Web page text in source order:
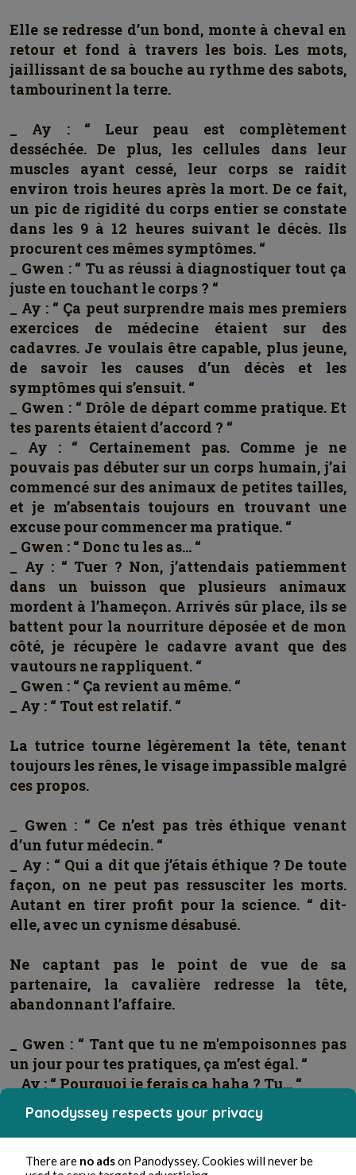
Elle se redresse d’un bond, monte à cheval en
retour et fond à travers les bois. Les mots,
jaillissant de sa bouche au rythme des sabots,
tambourinent la terre.
_ Ay : “ Leur peau est complètement
desséchée. De plus, les cellules dans leur
muscles ayant cessé, leur corps se raidit
environ trois heures après la mort. De ce fait,
un pic de rigidité du corps entier se constate
dans les 9 à 12 heures suivant le décès. Ils
procurent ces mêmes symptômes. “
_ Gwen : “ Tu as réussi à diagnostiquer tout ça
juste en touchant le corps ? “
_ Ay : “ Ça peut surprendre mais mes premiers
exercices de médecine étaient sur des
cadavres. Je voulais être capable, plus jeune,
de savoir les causes d’un décès et les
symptômes qui s’ensuit. “
_ Gwen : “ Drôle de départ comme pratique. Et
tes parents étaient d’accord ? “
_ Ay : “ Certainement pas. Comme je ne
pouvais pas débuter sur un corps humain, j’ai
commencé sur des animaux de petites tailles,
et je m’absentais toujours en trouvant une
excuse pour commencer ma pratique. “
_ Gwen : “ Donc tu les as… “
_ Ay : “ Tuer ? Non, j’attendais patiemment
dans un buisson que plusieurs animaux
mordent à l’hameçon. Arrivés sûr place, ils se
battent pour la nourriture déposée et de mon
côté, je récupère le cadavre avant que des
vautours ne rappliquent. “
_ Gwen : “ Ça revient au même. “
_ Ay : “ Tout est relatif. “
La tutrice tourne légèrement la tête, tenant
toujours les rênes, le visage impassible malgré
ces propos.
_ Gwen : “ Ce n’est pas très éthique venant
d’un futur médecin. “
_ Ay : “ Qui a dit que j’étais éthique ? De toute
façon, on ne peut pas ressusciter les morts.
Autant en tirer profit pour la science. “ dit-
elle, avec un cynisme désabusé.
Ne captant pas le point de vue de sa
partenaire, la cavalière redresse la tête,
abandonnant l’affaire.
_ Gwen : “ Tant que tu ne m'empoisonnes pas
un jour pour tes pratiques, ça m’est égal. “
_ Ay : “ Pourquoi je ferais ça haha ? Tu… “
La phrase suspendue dans les airs
s'interrompt brutalement par le fracas d'un
arbre géant s'écrasant lourdement vers eux.
Panodyssey respects your privacy
There are no adson Panodyssey. Cookies will never be